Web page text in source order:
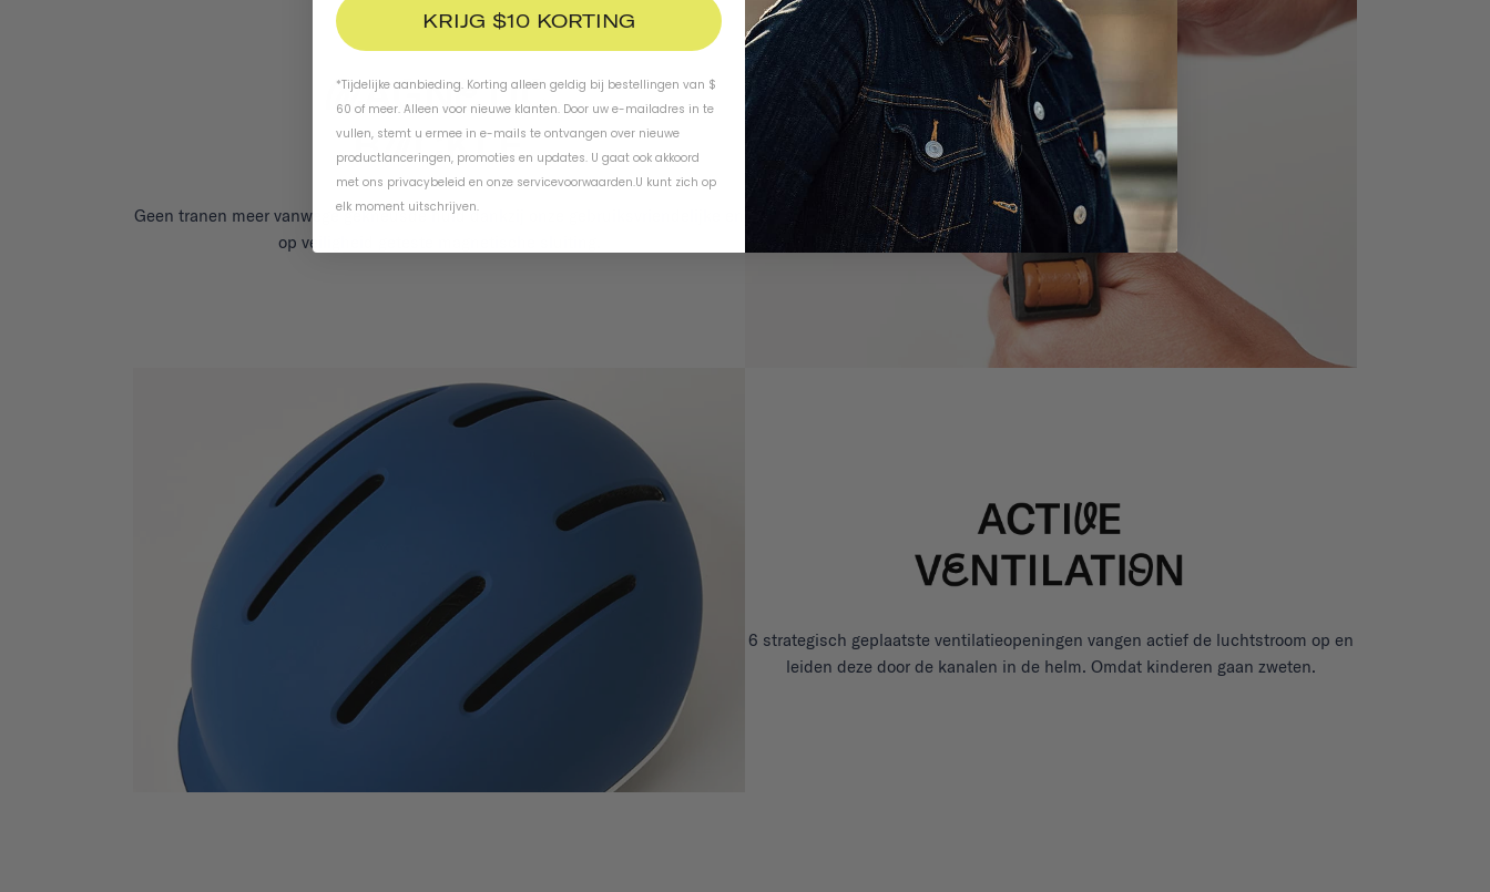
Geen tranen meer vanwege gekneusde huid dankzij onze gebruiksvriendelijke en
op veiligheid geteste magnetische sluiting.
6 strategisch geplaatste ventilatieopeningen vangen actief de luchtstroom op en
leiden deze door de kanalen in de helm. Omdat kinderen gaan zweten.
KRIJG $10 KORTING
*Tijdelijke aanbieding. Korting alleen geldig bij bestellingen van $
60 of meer. Alleen voor nieuwe klanten. Door uw e-mailadres in te
vullen, stemt u ermee in e-mails te ontvangen over nieuwe
productlanceringen, promoties en updates. U gaat ook akkoord
met ons privacybeleid en onze servicevoorwaarden.U kunt zich op
elk moment uitschrijven.